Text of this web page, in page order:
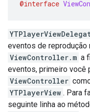
@interface
eventos de reprodução
ViewController.m a
eventos, primeiro você
ViewController
YTPlayerView . Para
seguinte linha ao